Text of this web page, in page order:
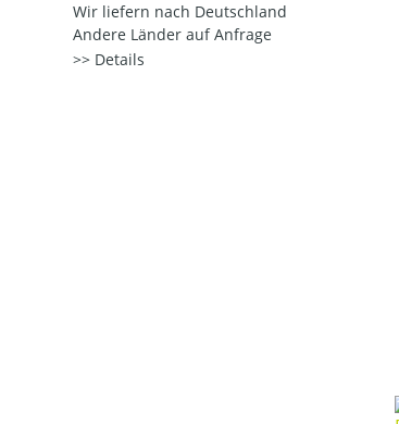
Wir liefern nach Deutschland
Andere Länder auf Anfrage
Details